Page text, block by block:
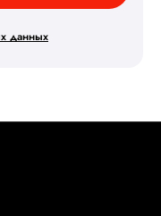
данных